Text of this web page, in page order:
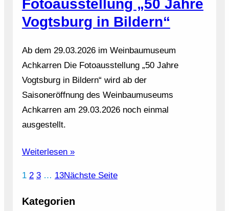
Fotoausstellung „50 Jahre
Vogtsburg in Bildern“
Ab dem 29.03.2026 im Weinbaumuseum
Achkarren Die Fotoausstellung „50 Jahre
Vogtsburg in Bildern“ wird ab der
Saisoneröffnung des Weinbaumuseums
Achkarren am 29.03.2026 noch einmal
ausgestellt.
Weiterlesen »
1 2 3 … 13Nächste Seite
Kategorien